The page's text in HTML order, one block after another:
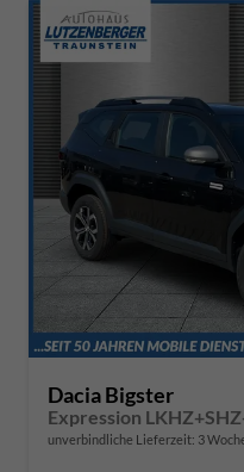
Dacia Bigster
Expression
unverbindliche Lieferzeit: 3